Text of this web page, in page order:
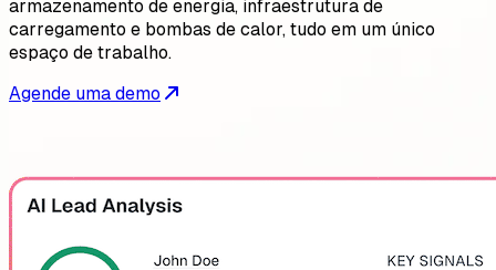
armazenamento de energia, infraestrutura de
carregamento e bombas de calor, tudo em um único
espaço de trabalho.
Agende uma demo